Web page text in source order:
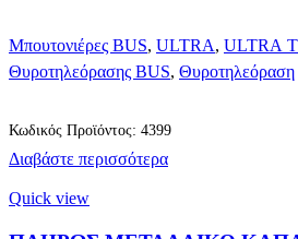
Μπουτονιέρες BUS, ULTRA, ULTRA
Θυροτηλεόρασης BUS, Θυροτηλεόραση
Διαβάστε περισσότερα
Κωδικός Προϊόντος: 4399
Quick view